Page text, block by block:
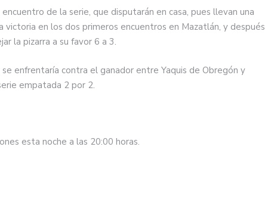
de la serie, que disputarán en casa, pues llevan una
en los dos primeros encuentros en Mazatlán, y después
la pizarra a su favor 6 a 3.
enfrentaría contra el ganador entre Yaquis de Obregón y
empatada 2 por 2.
esta noche a las 20:00 horas.